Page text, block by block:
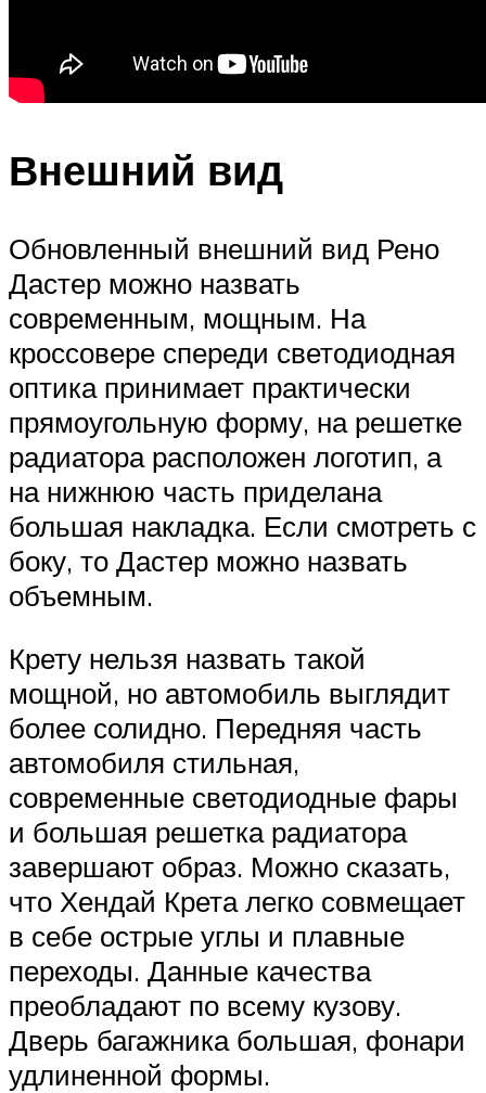
Внешний вид
Обновленный внешний вид Рено
Дастер можно назвать
современным, мощным. На
кроссовере спереди светодиодная
оптика принимает практически
прямоугольную форму, на решетке
радиатора расположен логотип, а
на нижнюю часть приделана
большая накладка. Если смотреть с
боку, то Дастер можно назвать
объемным.
Крету нельзя назвать такой
мощной, но автомобиль выглядит
более солидно. Передняя часть
автомобиля стильная,
современные светодиодные фары
и большая решетка радиатора
завершают образ. Можно сказать,
что Хендай Крета легко совмещает
в себе острые углы и плавные
переходы. Данные качества
преобладают по всему кузову.
Дверь багажника большая, фонари
удлиненной формы.